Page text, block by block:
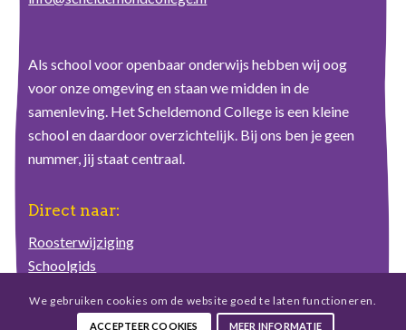
Als school voor openbaar onderwijs hebben wij oog
voor onze omgeving en staan we midden in de
samenleving. Het Scheldemond College is een kleine
school en daardoor overzichtelijk. Bij ons ben je geen
nummer, jij staat centraal.
Direct naar:
Roosterwijziging
Schoolgids
Ziekmelding
We gebruiken cookies om de website goed te laten functioneren.
ACCEPTEER COOKIES MEER INFORMATIE